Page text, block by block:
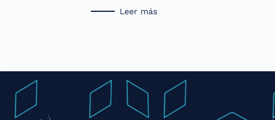
Leer más